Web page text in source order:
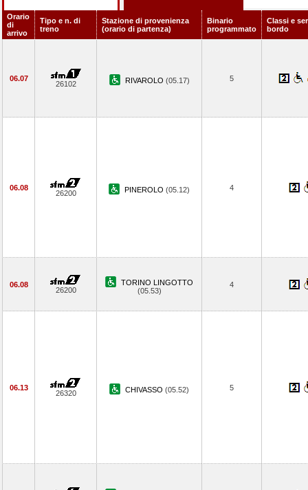
Orario
di
arrivo
Tipo e n. di
treno
Stazione di provenienza
(orario di partenza)
Binario
programmato
Classi e
bordo
06.07
26102 RIVAROLO (05.17) 5
06.08
26200 PINEROLO (05.12) 4
06.08
26200
TORINO LINGOTTO
(05.53)
4
06.13
26320 CHIVASSO (05.52) 5